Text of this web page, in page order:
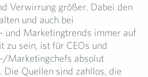
Verwirrung größer. Dabei den
und auch bei
und Marketingtrends immer auf
zu sein, ist für CEOs und
Marketingchefs absolut
Die Quellen sind zahllos, die